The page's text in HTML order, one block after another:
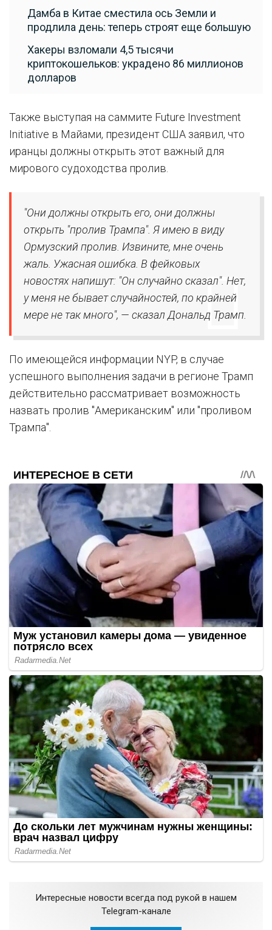
Дамба в Китае сместила ось Земли и
продлила день: теперь строят еще большую
Хакеры взломали 4,5 тысячи
криптокошельков: украдено 86 миллионов
долларов
Также выступая на саммите Future Investment
Initiative в Майами, президент США заявил, что
иранцы должны открыть этот важный для
мирового судоходства пролив.
"Они должны открыть его, они должны
открыть "пролив Трампа". Я имею в виду
Ормузский пролив. Извините, мне очень
жаль. Ужасная ошибка. В фейковых
новостях напишут: "Он случайно сказал". Нет,
у меня не бывает случайностей, по крайней
мере не так много", — сказал Дональд Трамп.
По имеющейся информации NYP, в случае
успешного выполнения задачи в регионе Трамп
действительно рассматривает возможность
назвать пролив "Американским" или "проливом
Трампа".
Интересные новости всегда под рукой в нашем
Telegram-канале